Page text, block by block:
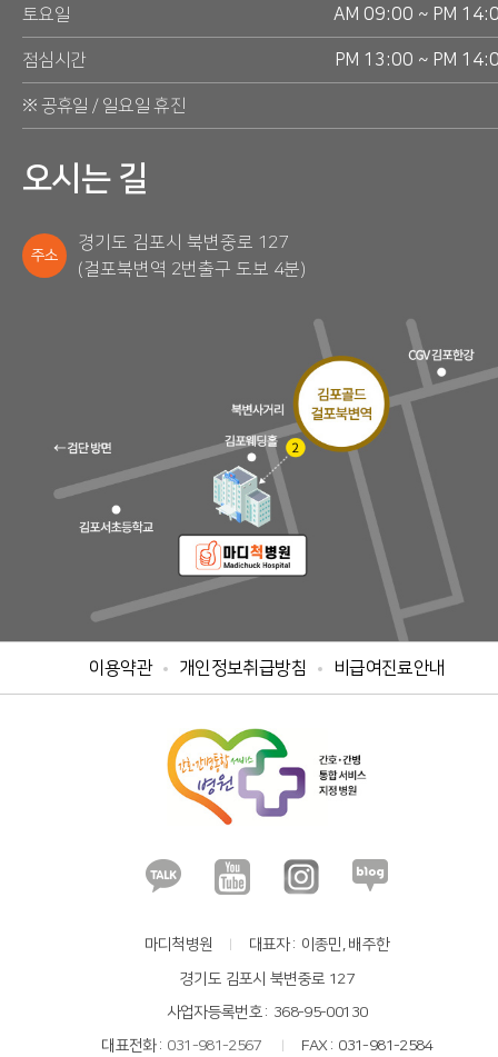
토요일 AM 09:00 ~ PM
점심시간 PM 13:00 ~ PM
※ 공휴일 / 일요일 휴진
오시는 길
주소
경기도 김포시 북변중로 127
(걸포북변역 2번출구 도보 4분)
이용약관 개인정보취급방침 비급여진료안내
마디척병원 대표자
이종민, 배주한
경기도 김포시 북변중로 127
사업자등록번호
368-95-00130
대표전화
031-981-2567 FAX 031-981-2584